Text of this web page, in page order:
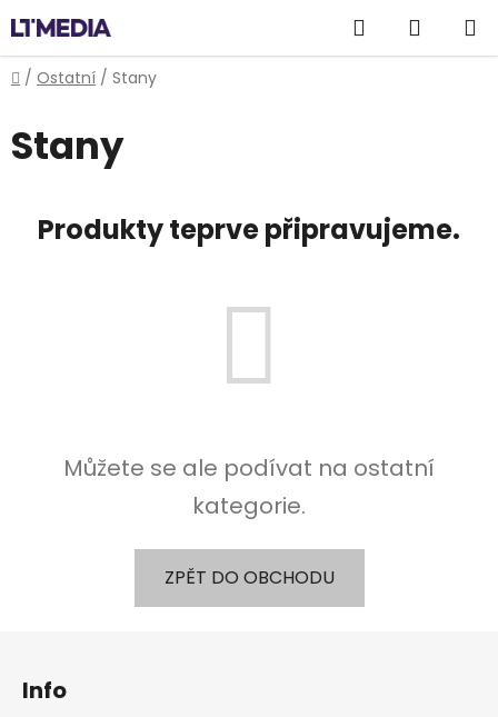
na
obsah
Hledat
KOŠÍK
Domů
/ Ostatní / Stany
Stany
Produkty teprve připravujeme.
Můžete se ale podívat na ostatní
kategorie.
ZPĚT DO OBCHODU
Info